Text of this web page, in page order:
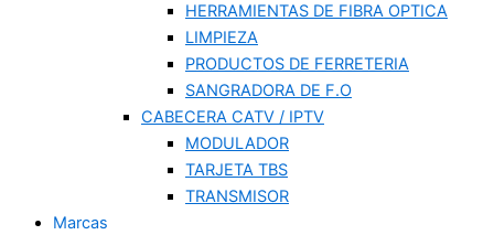
HERRAMIENTAS DE FIBRA OPTICA
LIMPIEZA
PRODUCTOS DE FERRETERIA
SANGRADORA DE F.O
CABECERA CATV / IPTV
MODULADOR
TARJETA TBS
TRANSMISOR
Marcas